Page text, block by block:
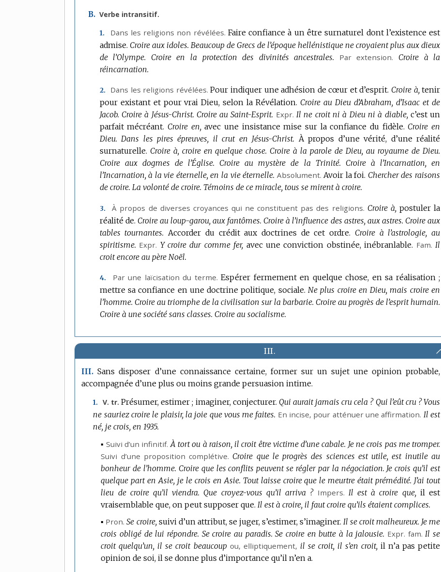
B. Verbe intransitif.
1. Dans les religions non révélées. Faire confiance à un être surnaturel dont l’existence est
admise. Croire aux idoles. Beaucoup de Grecs de l’époque hellénistique ne croyaient plus aux dieux
de l’Olympe.
Croire en la protection des divinités ancestrales. Par extension.
Croire à la
réincarnation.
2. Dans les religions révélées. Pour indiquer une adhésion de cœur et d’esprit. Croire à, tenir
pour existant et pour vrai Dieu, selon la Révélation. Croire au Dieu d’Abraham, d’Isaac et de
Jacob. Croire à Jésus-Christ. Croire au Saint-Esprit. Expr. Il ne croit ni à Dieu ni à diable, c’est un
parfait mécréant. Croire en, avec une insistance mise sur la confiance du fidèle. Croire en
Dieu. Dans les pires épreuves, il crut en Jésus-Christ. À propos d’une vérité, d’une réalité
surnaturelle. Croire à, croire en quelque chose. Croire à la parole de Dieu, au royaume de Dieu.
Croire aux dogmes de l’Église. Croire au mystère de la Trinité. Croire à l’Incarnation, en
l’Incarnation, à la vie éternelle, en la vie éternelle. Absolument. Avoir la foi. Chercher des raisons
de croire. La volonté de croire. Témoins de ce miracle, tous se mirent à croire.
3. À propos de diverses croyances qui ne constituent pas des religions. Croire à, postuler la
réalité de. Croire au loup-garou, aux fantômes. Croire à l’influence des astres, aux astres. Croire aux
tables tournantes. Accorder du crédit aux doctrines de cet ordre. Croire à l’astrologie, au
spiritisme. Expr. Y croire dur comme fer, avec une conviction obstinée, inébranlable. Fam. Il
croit encore au père Noël.
4. Par une laïcisation du terme. Espérer fermement en quelque chose, en sa réalisation ;
mettre sa confiance en une doctrine politique, sociale. Ne plus croire en Dieu, mais croire en
l’homme. Croire au triomphe de la civilisation sur la barbarie. Croire au progrès de l’esprit humain.
Croire à une société sans classes. Croire au socialisme.
III.
III. Sans disposer d’une connaissance certaine, former sur un sujet une opinion probable,
accompagnée d’une plus ou moins grande persuasion intime.
1. V. tr. Présumer, estimer ; imaginer, conjecturer. Qui aurait jamais cru cela ? Qui l’eût cru ? Vous
ne sauriez croire le plaisir, la joie que vous me faites. En incise, pour atténuer une affirmation. Il est
né, je crois, en 1935.
▪ Suivi d’un infinitif. À tort ou à raison, il croit être victime d’une cabale. Je ne crois pas me tromper.
Suivi d’une proposition complétive. Croire que le progrès des sciences est utile, est inutile au
bonheur de l’homme. Croire que les conflits peuvent se régler par la négociation. Je crois qu’il est
quelque part en Asie, je le crois en Asie. Tout laisse croire que le meurtre était prémédité. J’ai tout
lieu de croire qu’il viendra. Que croyez-vous qu’il arriva ? Impers. Il est à croire que, il est
vraisemblable que, on peut supposer que. Il est à croire, il faut croire qu’ils étaient complices.
▪ Pron. Se croire, suivi d’un attribut, se juger, s’estimer, s’imaginer. Il se croit malheureux. Je me
crois obligé de lui répondre. Se croire au paradis. Se croire en butte à la jalousie. Expr. fam. Il se
croit quelqu’un, il se croit beaucoup ou, elliptiquement, il se croit, il s’en croit, il n’a pas petite
opinion de soi, il se donne plus d’importance qu’il n’en a.